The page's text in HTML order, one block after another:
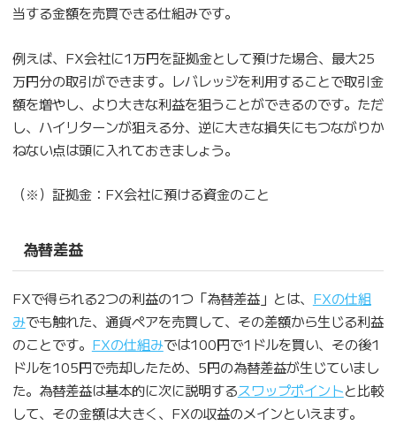
当する金額を売買できる仕組みです。
例えば、FX会社に1万円を証拠金として預けた場合、最大25
万円分の取引ができます。レバレッジを利用することで取引金
額を増やし、より大きな利益を狙うことができるのです。ただ
し、ハイリターンが狙える分、逆に大きな損失にもつながりか
ねない点は頭に入れておきましょう。
（※）証拠金：FX会社に預ける資金のこと
為替差益
FXで得られる2つの利益の1つ「為替差益」とは、 FXの仕組
みでも触れた、通貨ペアを売買して、その差額から生じる利益
のことです。 FXの仕組みでは100円で1ドルを買い、その後1
ドルを105円で売却したため、5円の為替差益が生じていまし
た。為替差益は基本的に次に説明するスワップポイントと比較
して、その金額は大きく、FXの収益のメインといえます。